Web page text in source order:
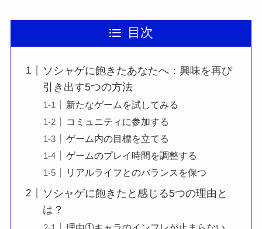
目次
ソシャゲに飽きたあなたへ：興味を再び
引き出す5つの方法
新たなゲームを試してみる
コミュニティに参加する
ゲーム内の目標を立てる
ゲームのプレイ時間を調整する
リアルライフとのバランスを保つ
ソシャゲに飽きたと感じる5つの理由と
は？